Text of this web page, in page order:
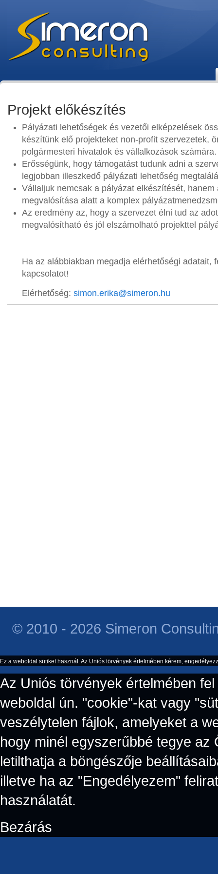
Projekt előkészítés
Pályázati lehetőségek és vezetői elképzelések
készítünk elő projekteket non-profit szervezetek,
polgármesteri hivatalok és vállalkozások számára.
Erősségünk, hogy támogatást tudunk adni a
legjobban illeszkedő pályázati lehetőség
Vállaljuk nemcsak a pályázat elkészítését, hanem
megvalósítása alatt a komplex
Az eredmény az, hogy a szervezet élni tud az
megvalósítható és jól elszámolható projekttel
Ha az alábbiakban megadja elérhetőségi adatait,
kapcsolatot!
Elérhetőség: simon.erika@simeron.hu
© 2010 - 2026 Simeron
Ez a weboldal sütiket használ. Az Uniós törvények értelmében kérem,
Az Uniós törvények értelmében
weboldal ún. "cookie"-kat vagy
veszélytelen fájlok, amelyeket a
hogy minél egyszerűbbé tegye
letilthatja a böngészője
illetve ha az "Engedélyezem"
használatát.
Bezárás